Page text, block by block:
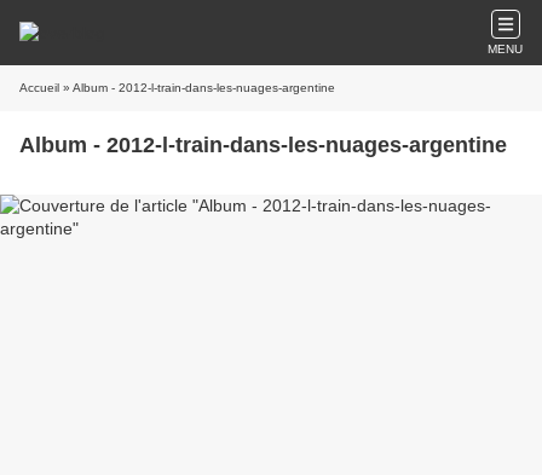
MENU
Accueil » Album - 2012-l-train-dans-les-nuages-argentine
Album - 2012-l-train-dans-les-nuages-argentine